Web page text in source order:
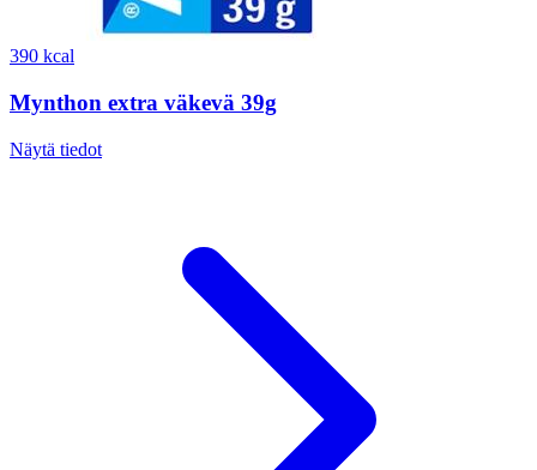
390 kcal
Mynthon extra väkevä 39g
Näytä tiedot